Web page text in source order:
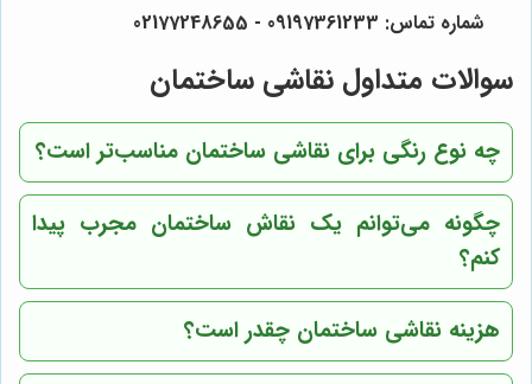
شماره تماس: 09197361233 - 02177248655
سوالات متداول نقاشی ساختمان
چه نوع رنگی برای نقاشی ساختمان مناسب‌تر است؟
چگونه می‌توانم یک نقاش ساختمان مجرب پیدا
کنم؟
هزینه نقاشی ساختمان چقدر است؟